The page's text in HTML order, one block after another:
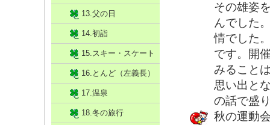
その雄姿
んでした
情でした
です。開
みること
思い出と
の話で盛
秋の運動
13.父の日
14.初詣
15.スキー・スケート
16.とんど（左義長）
17.温泉
18.冬の旅行